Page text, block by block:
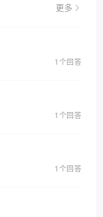
更多
1个回答
1个回答
1个回答